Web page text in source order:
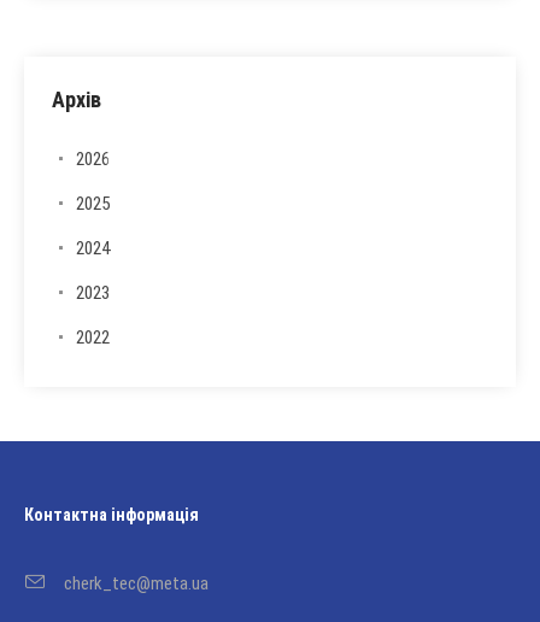
Архів
2026
2025
2024
2023
2022
Контактна інформація
cherk_tec@meta.ua